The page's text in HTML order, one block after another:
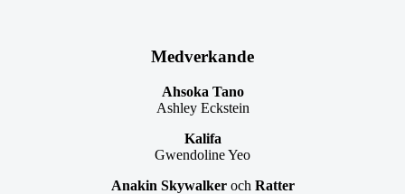
Medverkande
Ahsoka Tano
Ashley Eckstein
Kalifa
Gwendoline Yeo
Anakin Skywalkeroch Ratter